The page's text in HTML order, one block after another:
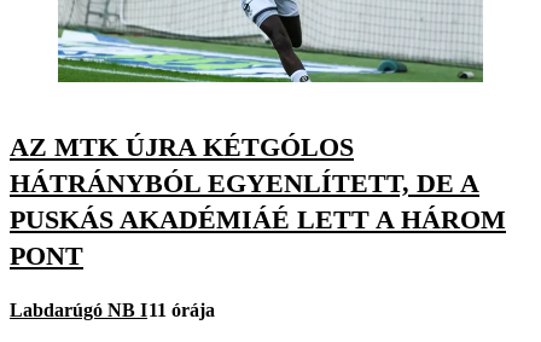
AZ MTK ÚJRA KÉTGÓLOS
HÁTRÁNYBÓL EGYENLÍTETT, DE A
PUSKÁS AKADÉMIÁÉ LETT A HÁROM
PONT
Labdarúgó NB I11 órája